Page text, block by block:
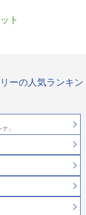
ト
ーの人気ランキン
」